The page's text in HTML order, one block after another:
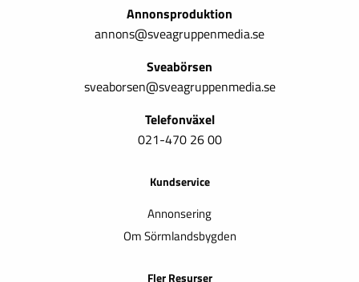
Annonsproduktion
annons@sveagruppenmedia.se
Sveabörsen
sveaborsen@sveagruppenmedia.se
Telefonväxel
021-470 26 00
Kundservice
Annonsering
Om Sörmlandsbygden
Fler Resurser